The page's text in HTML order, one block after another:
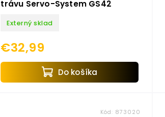
trávu Servo-System GS42
Externý sklad
€32,99
Do košíka
Kód: 873020